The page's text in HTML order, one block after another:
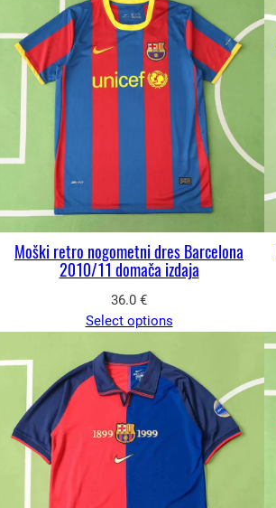
Moški retro nogometni dres Barcelona
2010/11 domača izdaja
36.0 €
Select options